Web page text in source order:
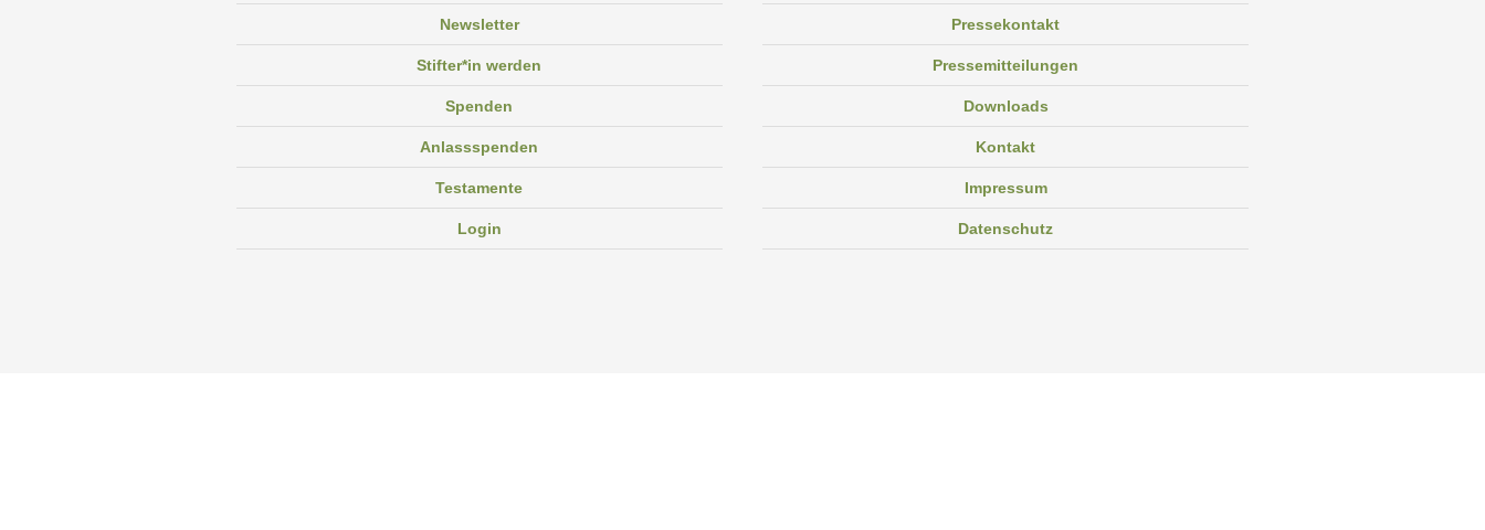
Newsletter
Stifter*in werden
Spenden
Anlassspenden
Testamente
Login
Pressekontakt
Pressemitteilungen
Downloads
Kontakt
Impressum
Datenschutz